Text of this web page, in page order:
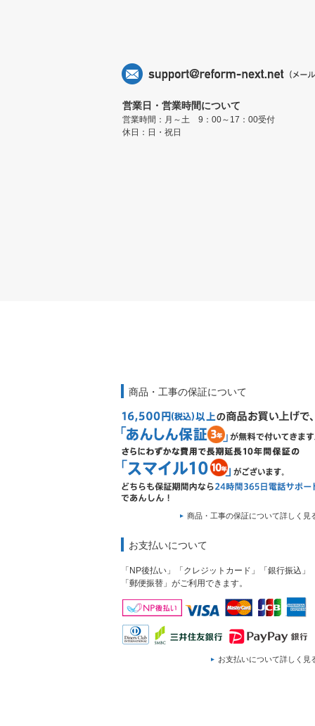
営業日・営業時間について
営業時間：月～土 9：00～17：00受付
休日：日・祝日
商品・工事の保証について
商品・工事の保証について詳しく見
お支払いについて
「NP後払い」「クレジットカード」「銀行振込」
「郵便振替」がご利用できます。
お支払いについて詳しく見